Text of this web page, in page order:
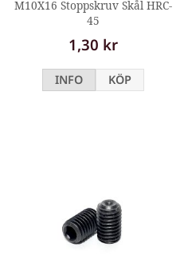
M10X16 Stoppskruv Skål HRC-
45
1,30 kr
INFO KÖP